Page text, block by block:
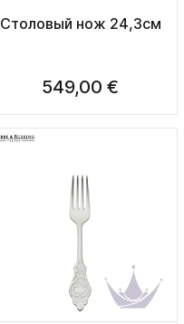
Столовый нож 24,3см
549,00 €